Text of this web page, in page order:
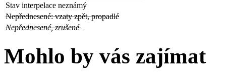
Stav interpelace neznámý
Nepřednesené: vzaty zpět, propadlé
Nepřednesené, zrušené
Mohlo by vás zajímat